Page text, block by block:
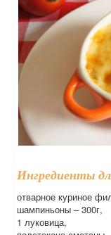
Ингредиенты
отварное куриное
шампиньоны – 300г,
1 луковица,